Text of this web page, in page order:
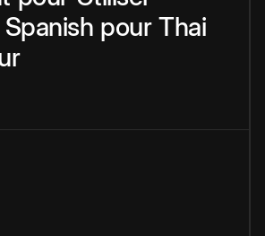
Spanish pour Thai